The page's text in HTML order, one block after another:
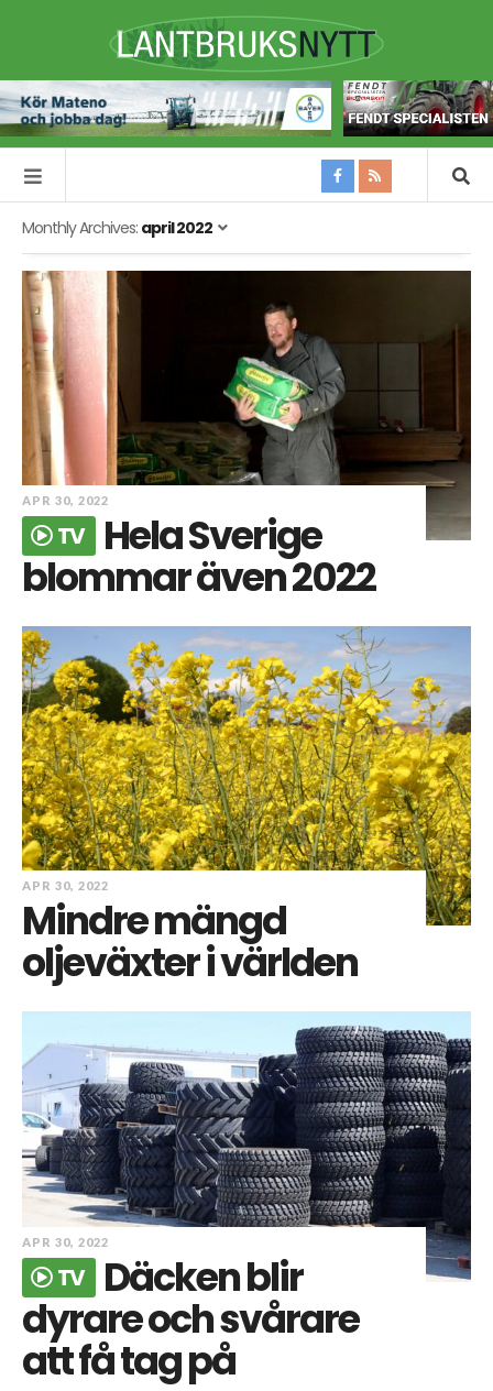
Monthly Archives: april 2022
APR 30, 2022
TV Hela Sverige
blommar även 2022
APR 30, 2022
Mindre mängd
oljeväxter i världen
APR 30, 2022
TV Däcken blir
dyrare och svårare
att få tag på